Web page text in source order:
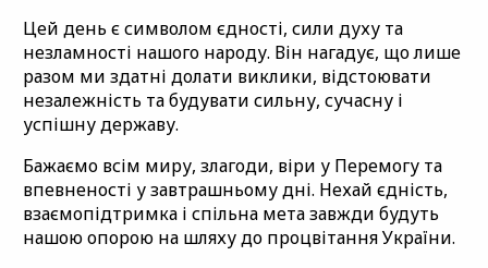
Цей день є символом єдності, сили духу та
незламності нашого народу. Він нагадує, що лише
разом ми здатні долати виклики, відстоювати
незалежність та будувати сильну, сучасну і
успішну державу.
Бажаємо всім миру, злагоди, віри у Перемогу та
впевненості у завтрашньому дні. Нехай єдність,
взаємопідтримка і спільна мета завжди будуть
нашою опорою на шляху до процвітання України.